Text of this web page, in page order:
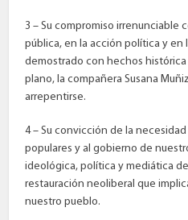
3 – Su compromiso irrenunciable
pública, en la acción política y en
demostrado con hechos
plano, la compañera Susana
arrepentirse.
4 – Su convicción de la
populares y al gobierno de
ideológica, política y mediática
restauración neoliberal que
nuestro pueblo.